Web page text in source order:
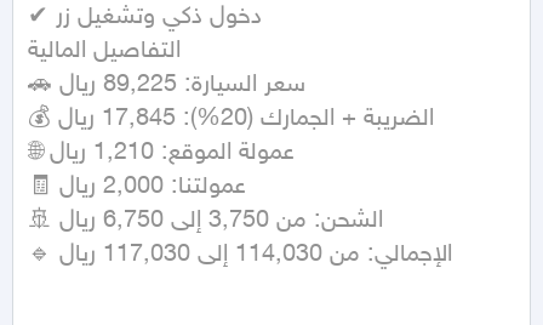
✔ دخول ذكي وتشغيل زر
التفاصيل المالية
🚗 سعر السيارة: 89,225 ريال
💰 الضريبة + الجمارك (20%): 17,845 ريال
🌐 عمولة الموقع: 1,210 ريال
🧾 عمولتنا: 2,000 ريال
🚢 الشحن: من 3,750 إلى 6,750 ريال
🔹 الإجمالي: من 114,030 إلى 117,030 ريال